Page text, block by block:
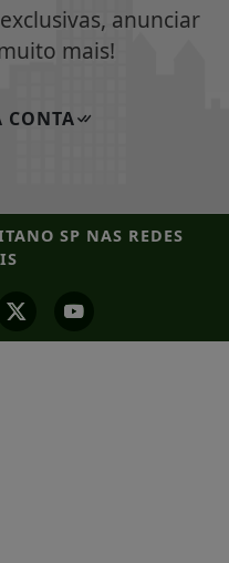
anunciar
mais!
CONTA
SP NAS REDES